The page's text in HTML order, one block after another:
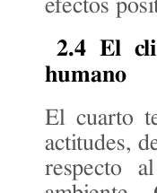
efectos
2.4 El
humano
El cuarto
actitudes,
respecto